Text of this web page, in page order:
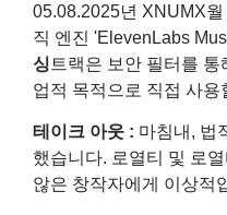
05.08.2025년 XNUMX
직 엔진 'ElevenLabs
싱 트랙은 보안 필터를
업적 목적으로 직접 사용
테이크 아웃 : 마침내, 법
했습니다. 로열티 및 로
않은 창작자에게 이상적